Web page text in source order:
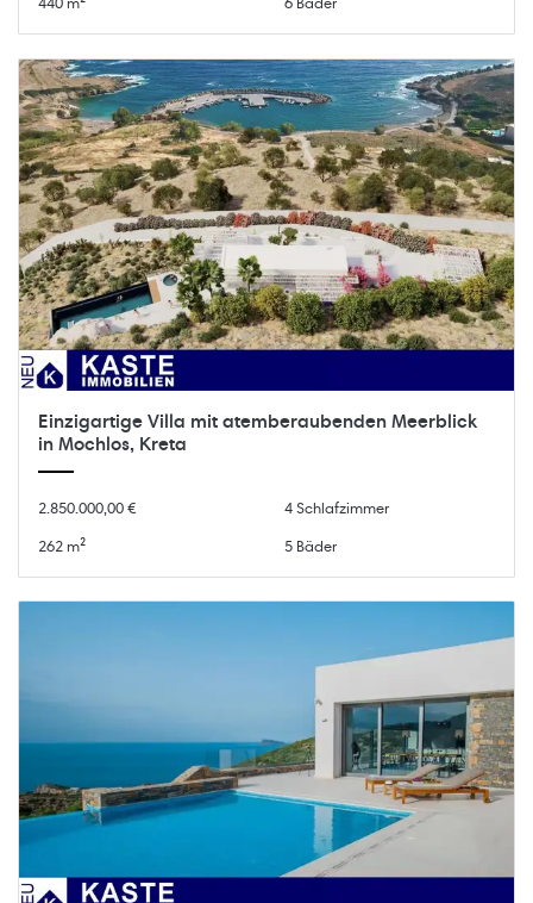
Einzigartige Villa mit atemberaubenden Meerblick
in Mochlos, Kreta
2.850.000,00 €
262 m²
4 Schlafzimmer
5 Bäder